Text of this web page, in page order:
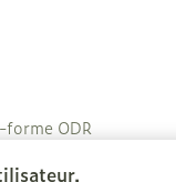
forme ODR